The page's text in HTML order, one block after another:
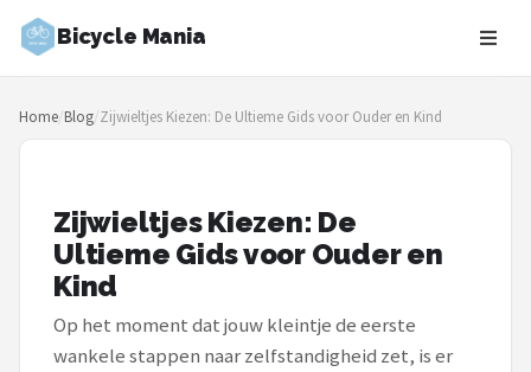
Bicycle Mania
Zoeken
NAVIGATIE
Merken
Blog
Fietsroutes
Home/Blog/Zijwieltjes Kiezen: De Ultieme Gids voor Ouder en Kind
Zijwieltjes Kiezen: De
Ultieme Gids voor Ouder en
Kind
Op het moment dat jouw kleintje de eerste
wankele stappen naar zelfstandigheid zet, is er